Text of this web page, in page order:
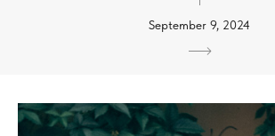
September 9, 2024